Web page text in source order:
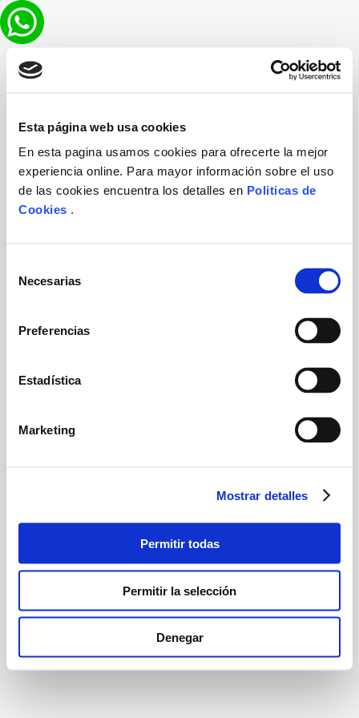
Esta página web usa cookies
En esta pagina usamos cookies para ofrecerte la mejor
experiencia online. Para mayor información sobre el uso
de las cookies encuentra los detalles en Politicas de
Cookies .
Necesarias
Preferencias
Estadística
Marketing
Mostrar detalles
Permitir todas
Permitir la selección
Denegar